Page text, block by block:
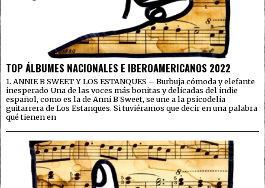
TOP ÁLBUMES NACIONALES E IBEROAMERICANOS 2022
1. ANNIE B SWEET Y LOS ESTANQUES – Burbuja cómoda y elefante
inesperado Una de las voces más bonitas y delicadas del indie
español, como es la de Anni B Sweet, se une a la psicodelia
guitarrera de Los Estanques. Si tuviéramos que decir en una palabra
qué tienen en